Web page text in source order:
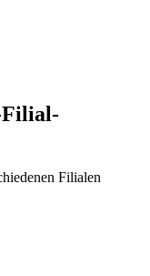
Filial-
Filialen